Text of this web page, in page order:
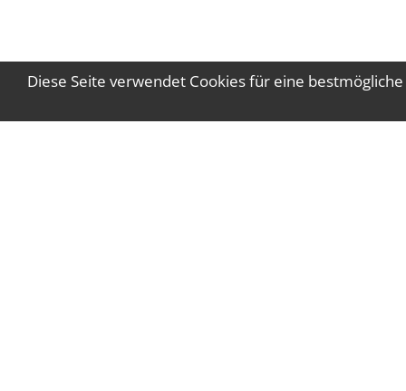
Diese Seite verwendet Cookies für eine